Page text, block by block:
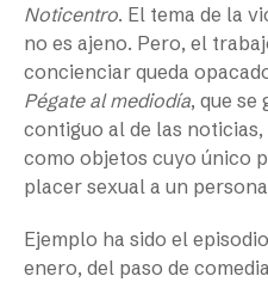
Noticentro. El tema de la
no es ajeno. Pero, el
concienciar queda
Pégate al mediodía, que se
contiguo al de las
como objetos cuyo único
placer sexual a un
Ejemplo ha sido el
enero, del paso de comedia